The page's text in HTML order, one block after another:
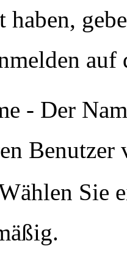
haben,
auf
- Der
Benutzer
Sie